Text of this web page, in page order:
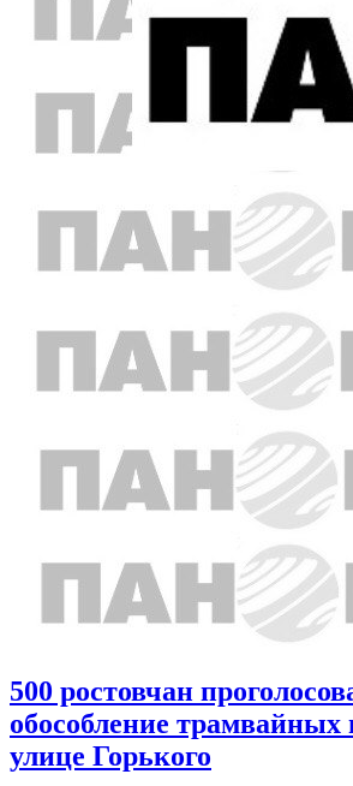
500 ростовчан
обособление трамвайных
улице Горького